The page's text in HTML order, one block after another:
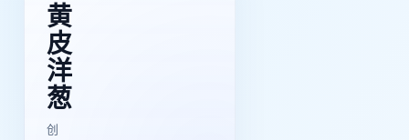
黄
皮
洋
葱
创